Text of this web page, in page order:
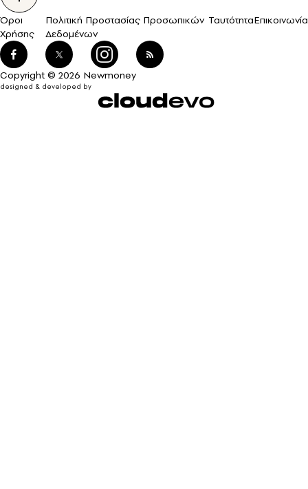
Όροι
Χρήσης
Πολιτική Προστασίας Προσωπικών
Δεδομένων
ΤαυτότηταΕπικοινωνία
Copyright © 2026 Newmoney
designed & developed by